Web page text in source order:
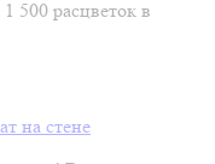
500 расцветок в
на стене